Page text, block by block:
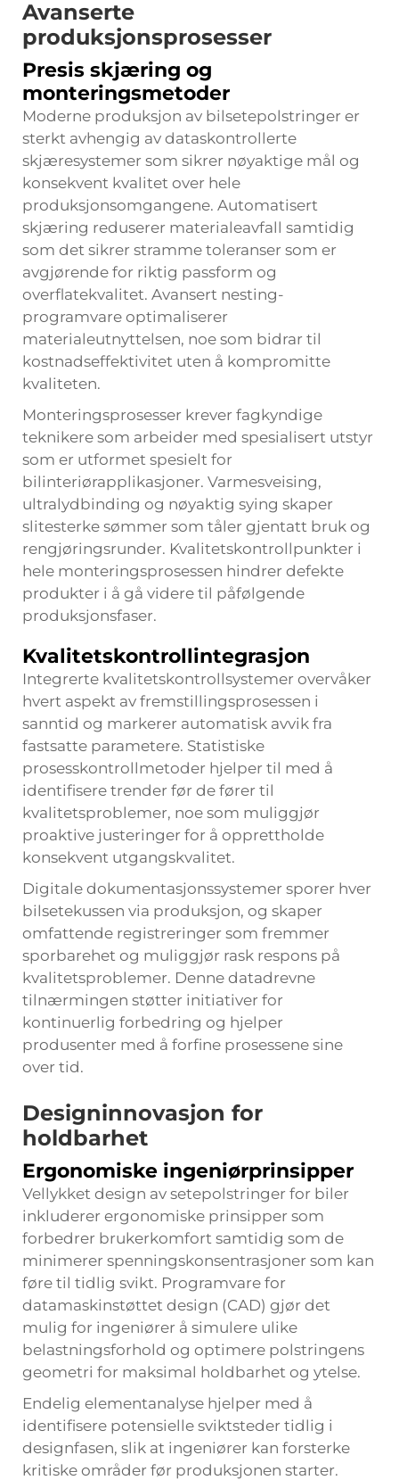
Avanserte
produksjonsprosesser
Presis skjæring og
monteringsmetoder
Moderne produksjon av bilsetepolstringer er
sterkt avhengig av dataskontrollerte
skjæresystemer som sikrer nøyaktige mål og
konsekvent kvalitet over hele
produksjonsomgangene. Automatisert
skjæring reduserer materialeavfall samtidig
som det sikrer stramme toleranser som er
avgjørende for riktig passform og
overflatekvalitet. Avansert nesting-
programvare optimaliserer
materialeutnyttelsen, noe som bidrar til
kostnadseffektivitet uten å kompromitte
kvaliteten.
Monteringsprosesser krever fagkyndige
teknikere som arbeider med spesialisert utstyr
som er utformet spesielt for
bilinteriørapplikasjoner. Varmesveising,
ultralydbinding og nøyaktig sying skaper
slitesterke sømmer som tåler gjentatt bruk og
rengjøringsrunder. Kvalitetskontrollpunkter i
hele monteringsprosessen hindrer defekte
produkter i å gå videre til påfølgende
produksjonsfaser.
Kvalitetskontrollintegrasjon
Integrerte kvalitetskontrollsystemer overvåker
hvert aspekt av fremstillingsprosessen i
sanntid og markerer automatisk avvik fra
fastsatte parametere. Statistiske
prosesskontrollmetoder hjelper til med å
identifisere trender før de fører til
kvalitetsproblemer, noe som muliggjør
proaktive justeringer for å opprettholde
konsekvent utgangskvalitet.
Digitale dokumentasjonssystemer sporer hver
bilsetekussen via produksjon, og skaper
omfattende registreringer som fremmer
sporbarehet og muliggjør rask respons på
kvalitetsproblemer. Denne datadrevne
tilnærmingen støtter initiativer for
kontinuerlig forbedring og hjelper
produsenter med å forfine prosessene sine
over tid.
Designinnovasjon for
holdbarhet
Ergonomiske ingeniørprinsipper
Vellykket design av setepolstringer for biler
inkluderer ergonomiske prinsipper som
forbedrer brukerkomfort samtidig som de
minimerer spenningskonsentrasjoner som kan
føre til tidlig svikt. Programvare for
datamaskinstøttet design (CAD) gjør det
mulig for ingeniører å simulere ulike
belastningsforhold og optimere polstringens
geometri for maksimal holdbarhet og ytelse.
Endelig elementanalyse hjelper med å
identifisere potensielle sviktsteder tidlig i
designfasen, slik at ingeniører kan forsterke
kritiske områder før produksjonen starter.